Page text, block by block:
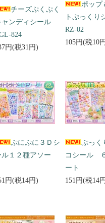
チーズぷくぷく
ャンディシール
824
円(税31円)
ポップ
トぷっく
RZ-02
105円(税10
ぷにぷに３Ｄシ
ル１２種アソー
円(税14円)
ぷっく
コシール
ート
151円(税14